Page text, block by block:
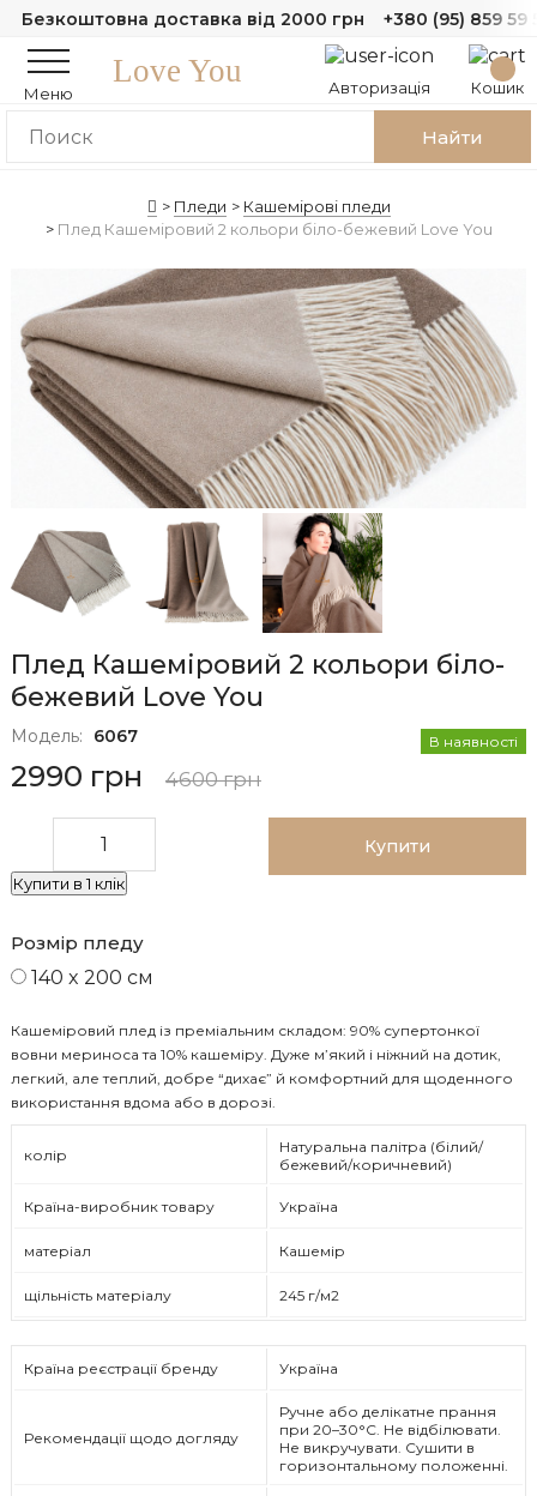
Безкоштовна доставка від 2000 грн +380 (95) 859 59
Меню
Love You Авторизація Кошик
Найти
Пледи
Кашемірові пледи
Плед Кашеміровий 2 кольори біло-бежевий Love You
Плед Кашеміровий 2 кольори біло-
бежевий Love You
Модель: 6067 В наявності
2990 грн 4600 грн
Купити
Купити в 1 клік
Розмір пледу
140 x 200 см
колір
Натуральна палітра (білий/
бежевий/коричневий)
Країна-виробник товару Україна
матеріал Кашемір
щільність матеріалу 245 г/м2
Країна реєстрації бренду Україна
Рекомендації щодо догляду
Ручне або делікатне прання
при 20–30°C. Не відбілювати.
Не викручувати. Сушити в
горизонтальному положенні.
Кашеміровий плед із преміальним складом: 90% супертонкої
вовни мериноса та 10% кашеміру. Дуже м’який і ніжний на дотик,
легкий, але теплий, добре “дихає” й комфортний для щоденного
використання вдома або в дорозі.